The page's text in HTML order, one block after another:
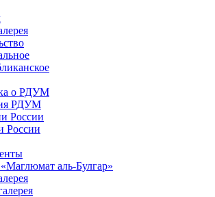
о РДУМ
РДУМ
России
России
«Маглюмат аль-Булгар»